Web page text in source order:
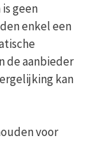
geen
enkel een
de aanbieder
kan
voor